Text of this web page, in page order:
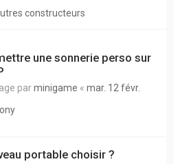
constructeurs
une sonnerie perso sur
parminigame « mar. 12 févr.
portable choisir ?